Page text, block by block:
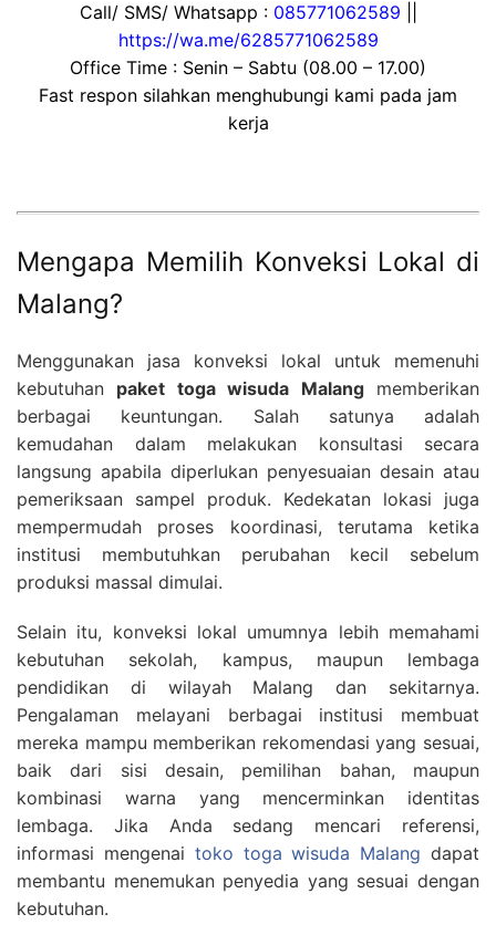
Call/ SMS/ Whatsapp : 085771062589
https://wa.me/6285771062589
Office Time : Senin – Sabtu (08.00 – 17.00)
Fast respon silahkan menghubungi kami pada jam
kerja
Mengapa Memilih Konveksi Lokal di
Malang?
Menggunakan jasa konveksi lokal untuk memenuhi
kebutuhan paket toga wisuda Malangmemberikan
berbagai keuntungan. Salah satunya adalah
kemudahan dalam melakukan konsultasi secara
langsung apabila diperlukan penyesuaian desain atau
pemeriksaan sampel produk. Kedekatan lokasi juga
mempermudah proses koordinasi, terutama ketika
institusi membutuhkan perubahan kecil sebelum
produksi massal dimulai.
Selain itu, konveksi lokal umumnya lebih memahami
kebutuhan sekolah, kampus, maupun lembaga
pendidikan di wilayah Malang dan sekitarnya.
Pengalaman melayani berbagai institusi membuat
mereka mampu memberikan rekomendasi yang sesuai,
baik dari sisi desain, pemilihan bahan, maupun
kombinasi warna yang mencerminkan identitas
lembaga. Jika Anda sedang mencari referensi,
informasi mengenai toko toga wisuda Malang dapat
membantu menemukan penyedia yang sesuai dengan
kebutuhan.